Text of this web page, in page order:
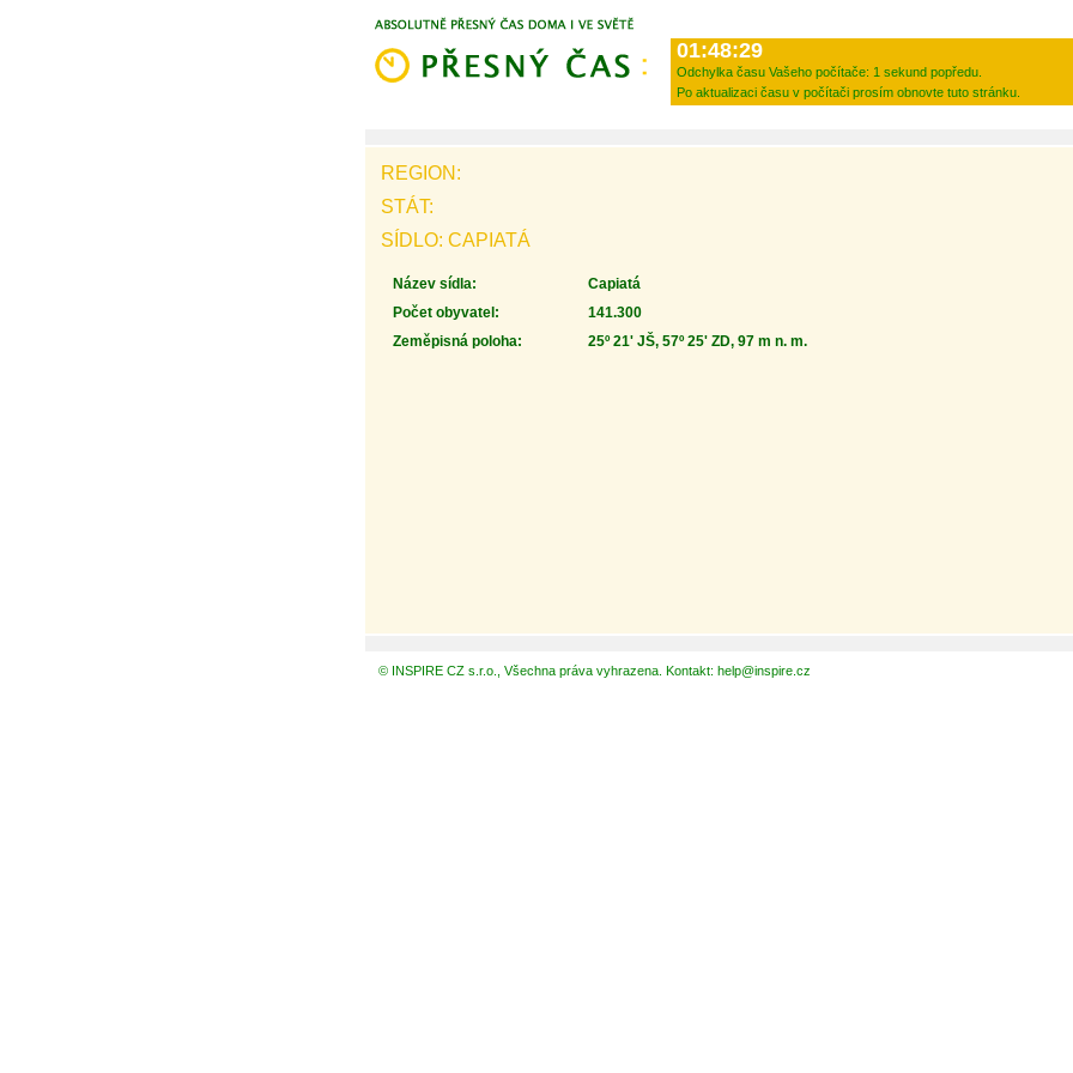
01:48:29
Odchylka času Vašeho počítače: 1 sekund popředu.
Po aktualizaci času v počítači prosím obnovte tuto stránku.
REGION:
STÁT:
SÍDLO: CAPIATÁ
Název sídla:
Capiatá
Počet obyvatel:
141.300
Zeměpisná poloha:
25º 21' JŠ, 57º 25' ZD, 97 m n. m.
© INSPIRE CZ s.r.o., Všechna práva vyhrazena. Kontakt: help@inspire.cz